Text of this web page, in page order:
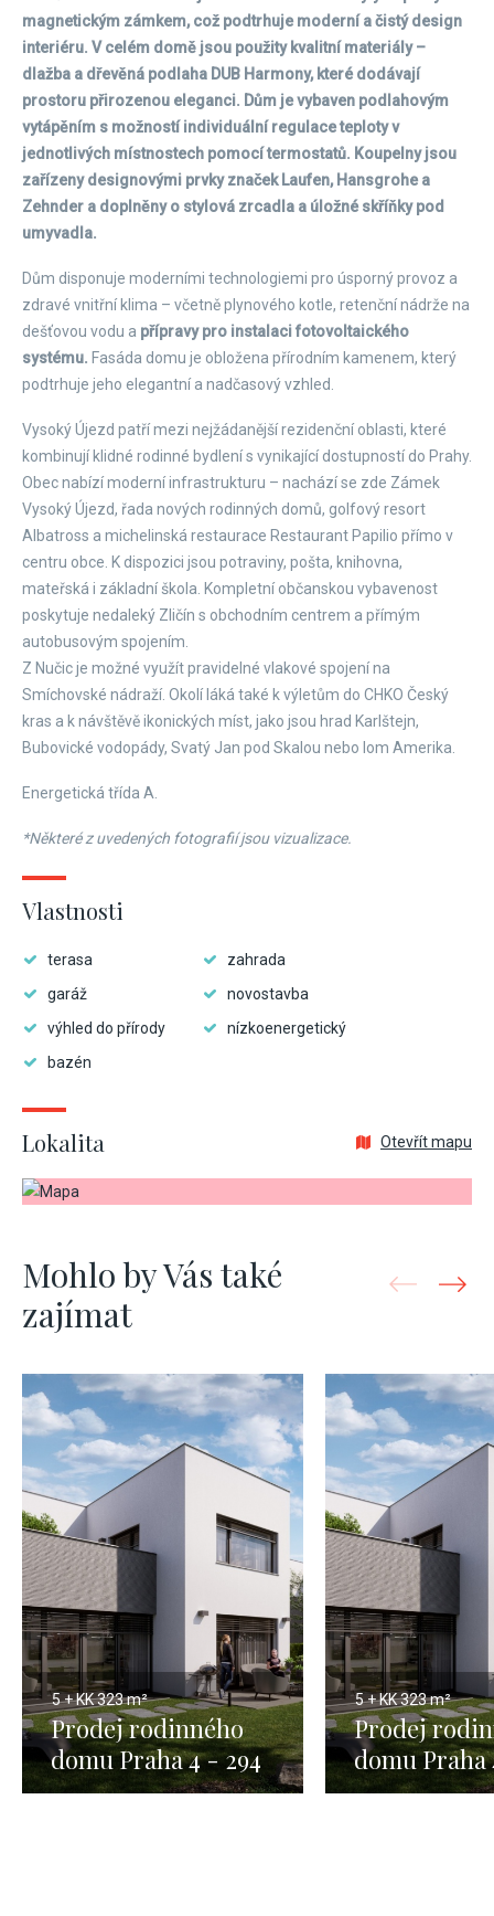
magnetickým zámkem, což podtrhuje moderní a čistý design
interiéru. V celém domě jsou použity kvalitní materiály –
dlažba a dřevěná podlaha DUB Harmony, které dodávají
prostoru přirozenou eleganci. Dům je vybaven podlahovým
vytápěním s možností individuální regulace teploty v
jednotlivých místnostech pomocí termostatů. Koupelny jsou
zařízeny designovými prvky značek Laufen, Hansgrohe a
Zehnder a doplněny o stylová zrcadla a úložné skříňky pod
umyvadla.
Dům disponuje moderními technologiemi pro úsporný provoz a
zdravé vnitřní klima – včetně plynového kotle, retenční nádrže na
dešťovou vodu a přípravy pro instalaci fotovoltaického
systému. Fasáda domu je obložena přírodním kamenem, který
podtrhuje jeho elegantní a nadčasový vzhled.
Vysoký Újezd patří mezi nejžádanější rezidenční oblasti, které
kombinují klidné rodinné bydlení s vynikající dostupností do Prahy.
Obec nabízí moderní infrastrukturu – nachází se zde Zámek
Vysoký Újezd, řada nových rodinných domů, golfový resort
Albatross a michelinská restaurace Restaurant Papilio přímo v
centru obce. K dispozici jsou potraviny, pošta, knihovna,
mateřská i základní škola. Kompletní občanskou vybavenost
poskytuje nedaleký Zličín s obchodním centrem a přímým
autobusovým spojením.
Z Nučic je možné využít pravidelné vlakové spojení na
Smíchovské nádraží. Okolí láká také k výletům do CHKO Český
kras a k návštěvě ikonických míst, jako jsou hrad Karlštejn,
Bubovické vodopády, Svatý Jan pod Skalou nebo lom Amerika.
Energetická třída A.
*Některé z uvedených fotografií jsou vizualizace.
Vlastnosti
terasa
zahrada
garáž
novostavba
výhled do přírody
nízkoenergetický
bazén
Lokalita Otevřít mapu
Mohlo by Vás také
zajímat
5 + KK323 m²
Prodej rodinného
domu Praha 4 - 294
m2 1
5 + KK323 m²
Prodej
domu Praha
m2